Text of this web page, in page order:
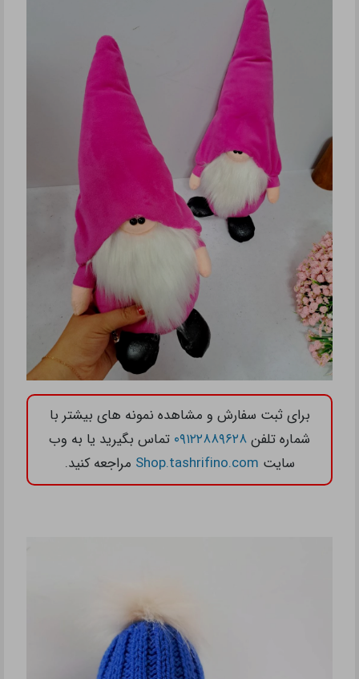
برای ثبت سفارش و مشاهده نمونه های بیشتر با
شماره تلفن۰۹۱۲۲۸۸۹۶۲۸ تماس بگیرید یا به وب
سایت Shop.tashrifino.com مراجعه کنید.